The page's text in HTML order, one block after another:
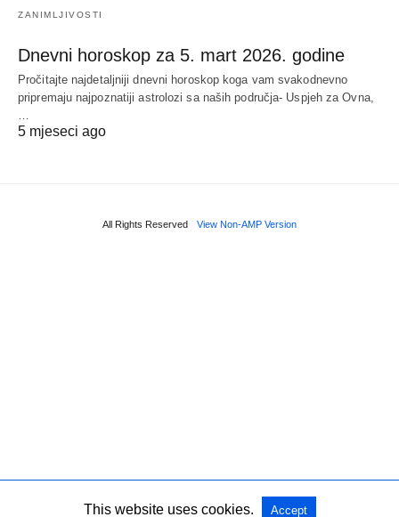
ZANIMLJIVOSTI
Dnevni horoskop za 5. mart 2026. godine
Pročitajte najdetaljniji dnevni horoskop koga vam svakodnevno
pripremaju najpoznatiji astrolozi sa naših područja- Uspjeh za Ovna,
5 mjeseci ago
All Rights Reserved View Non-AMP Version
This website uses cookies. Accept